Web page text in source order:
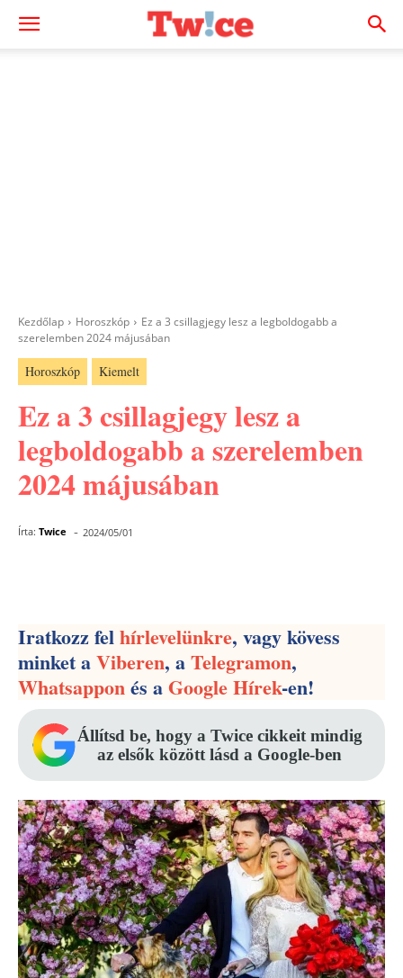
Kezdőlap Horoszkóp
Ez a 3 csillagjegy lesz a legboldogabb a
szerelemben 2024 májusában
Horoszkóp Kiemelt
Ez a 3 csillagjegy lesz a
legboldogabb a szerelemben
2024 májusában
Írta: Twice - 2024/05/01
Iratkozz felhírlevelünkre, vagy kövess
minket aViberen, aTelegramon,
Whatsapponés aGoogle Hírek-en!
Állítsd be, hogy a Twice cikkeit mindig
az elsők között lásd a Google-ben